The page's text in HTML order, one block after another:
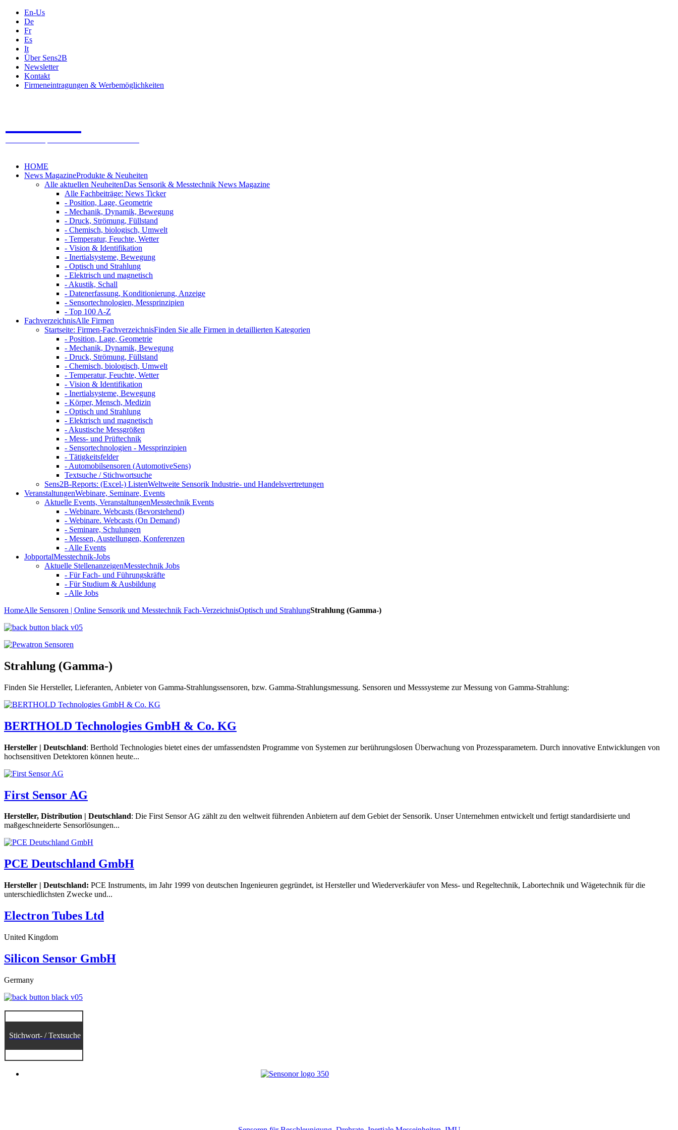
En-Us
De
Fr
Es
It
Über Sens2B
Newsletter
Kontakt
Firmeneintragungen & Werbemöglichkeiten
HOME
News MagazineProdukte & Neuheiten
Alle aktuellen NeuheitenDas Sensorik & Messtechnik News Magazine
Alle Fachbeiträge: News Ticker
- Position, Lage, Geometrie
- Mechanik, Dynamik, Bewegung
- Druck, Strömung, Füllstand
- Chemisch, biologisch, Umwelt
- Temperatur, Feuchte, Wetter
- Vision & Identifikation
- Inertialsysteme, Bewegung
- Optisch und Strahlung
- Elektrisch und magnetisch
- Akustik, Schall
- Datenerfassung, Konditionierung, Anzeige
- Sensortechnologien, Messprinzipien
- Top 100 A-Z
FachverzeichnisAlle Firmen
Startseite: Firmen-FachverzeichnisFinden Sie alle Firmen in detaillierten Kategorien
- Position, Lage, Geometrie
- Mechanik, Dynamik, Bewegung
- Druck, Strömung, Füllstand
- Chemisch, biologisch, Umwelt
- Temperatur, Feuchte, Wetter
- Vision & Identifikation
- Inertialsysteme, Bewegung
- Körper, Mensch, Medizin
- Optisch und Strahlung
- Elektrisch und magnetisch
- Akustische Messgrößen
- Mess- und Prüftechnik
- Sensortechnologien - Messprinzipien
- Tätigkeitsfelder
- Automobilsensoren (AutomotiveSens)
Textsuche / Stichwortsuche
Sens2B-Reports: (Excel-) ListenWeltweite Sensorik Industrie- und Handelsvertretungen
VeranstaltungenWebinare, Seminare, Events
Aktuelle Events, VeranstaltungenMesstechnik Events
- Webinare. Webcasts (Bevorstehend)
- Webinare. Webcasts (On Demand)
- Seminare, Schulungen
- Messen, Austellungen, Konferenzen
- Alle Events
JobportalMesstechnik-Jobs
Aktuelle StellenanzeigenMesstechnik Jobs
- Für Fach- und Führungskräfte
- Für Studium & Ausbildung
- Alle Jobs
HomeAlle Sensoren | Online Sensorik und Messtechnik Fach-VerzeichnisOptisch und StrahlungStrahlung (Gamma-)
Strahlung (Gamma-)
Finden Sie Hersteller, Lieferanten, Anbieter von Gamma-Strahlungssensoren, bzw. Gamma-Strahlungsmessung. Sensoren und Messsysteme zur Messung von Gamma-Strahlung:
BERTHOLD Technologies GmbH & Co. KG
Hersteller | Deutschland: Berthold Technologies bietet eines der umfassendsten Programme von Systemen zur berührungslosen Überwachung von Prozessparametern. Durch innovative Entwicklungen von
hochsensitiven Detektoren können heute...
First Sensor AG
Hersteller, Distribution | Deutschland: Die First Sensor AG zählt zu den weltweit führenden Anbietern auf dem Gebiet der Sensorik. Unser Unternehmen entwickelt und fertigt standardisierte und
maßgeschneiderte Sensorlösungen...
PCE Deutschland GmbH
Hersteller | Deutschland: PCE Instruments, im Jahr 1999 von deutschen Ingenieuren gegründet, ist Hersteller und Wiederverkäufer von Mess- und Regeltechnik, Labortechnik und Wägetechnik für die
unterschiedlichsten Zwecke und...
Electron Tubes Ltd
United Kingdom
Silicon Sensor GmbH
Germany
Stichwort- / Textsuche